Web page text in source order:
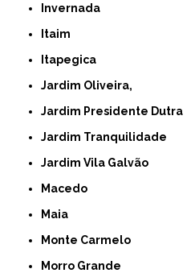
Invernada
Itaim
Itapegica
Jardim Oliveira,
Jardim Presidente Dutra
Jardim Tranquilidade
Jardim Vila Galvão
Macedo
Maia
Monte Carmelo
Morro Grande